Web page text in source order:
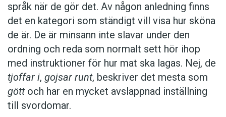
språk när de gör det. Av någon anledning finns
det en kategori som ständigt vill visa hur sköna
de är. De är minsann inte slavar under den
ordning och reda som normalt sett hör ihop
med instruktioner för hur mat ska lagas. Nej, de
tjoffar i, gojsar runt, beskriver det mesta som
göttoch har en mycket avslappnad inställning
till svordomar.